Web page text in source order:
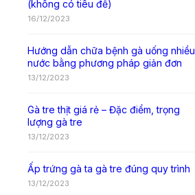
(không có tiêu đề)
16/12/2023
Hướng dẫn chữa bệnh gà uống nhiều
nước bằng phương pháp giản đơn
13/12/2023
Gà tre thịt giá rẻ – Đặc điểm, trọng
lượng gà tre
13/12/2023
Ấp trứng gà ta gà tre đúng quy trình
13/12/2023